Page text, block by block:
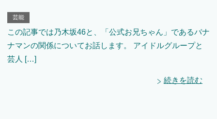
芸能
この記事では乃木坂46と、「公式お兄ちゃん」であるバナ
ナマンの関係についてお話します。 アイドルグループと
芸人 […]
続きを読む